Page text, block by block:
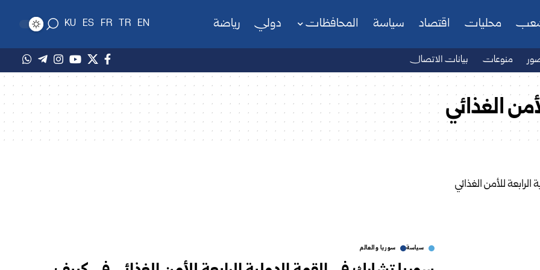
محليات اقتصاد سياسة المحافظات دولي رياضة EN
TR
FR
ES
KU
منوعات بيانات الاتصال
الغذائي
سياسة سوريا والعالم